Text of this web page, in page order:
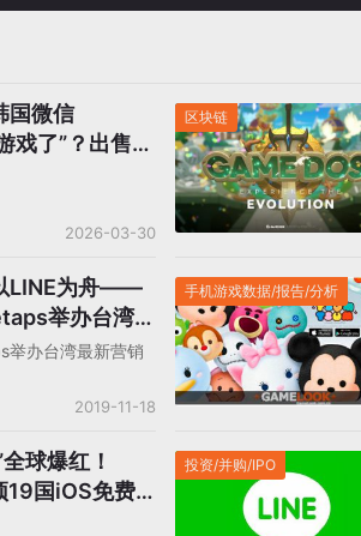
国微信
戏了”？出售
控股权
2026-03-30
区块链
LINE为舟——
举办台湾最
享会
举办台湾最新营销
2019-11-18
手机游戏数据/报告/分析
球爆红！
19国iOS免费
投资/并购/IPO